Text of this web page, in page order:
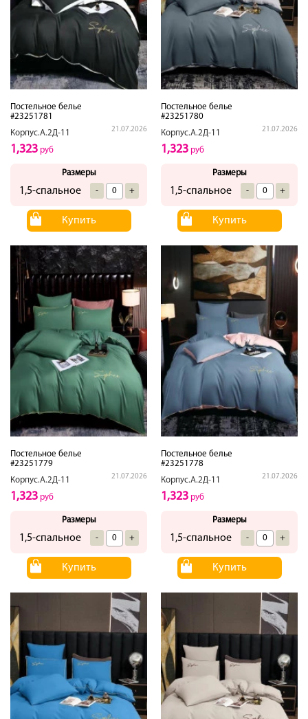
Постельное белье
#23251781
Корпус.А.2Д-11
21.07.2026
1,323 руб
Размеры
1,5-спальное - +
Купить
Постельное белье
#23251780
Корпус.А.2Д-11
21.07.2026
1,323 руб
Размеры
1,5-спальное - +
Купить
Постельное белье
#23251779
Корпус.А.2Д-11
21.07.2026
1,323 руб
Размеры
1,5-спальное - +
Купить
Постельное белье
#23251778
Корпус.А.2Д-11
21.07.2026
1,323 руб
Размеры
1,5-спальное - +
Купить